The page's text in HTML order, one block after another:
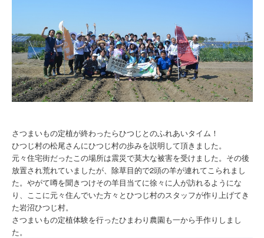
さつまいもの定植が終わったらひつじとのふれあいタイム！
ひつじ村の松尾さんにひつじ村の歩みを説明して頂きました。
元々住宅街だったこの場所は震災で莫大な被害を受けました。その後
放置され荒れていましたが、除草目的で2頭の羊が連れてこられまし
た。やがて噂を聞きつけその羊目当てに徐々に人が訪れるようにな
り、ここに元々住んでいた方々とひつじ村のスタッフが作り上げてき
た岩沼ひつじ村。
さつまいもの定植体験を行ったひまわり農園も一から手作りしまし
た。